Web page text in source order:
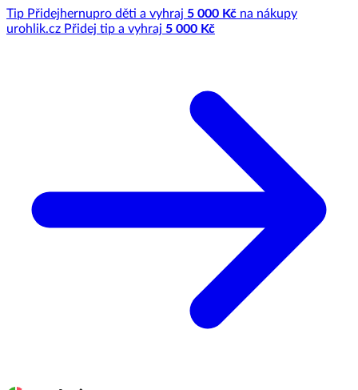
Tip Přidejhernupro děti a vyhraj 5 000 Kč na nákupy
urohlik.cz Přidej tip a vyhraj 5 000 Kč